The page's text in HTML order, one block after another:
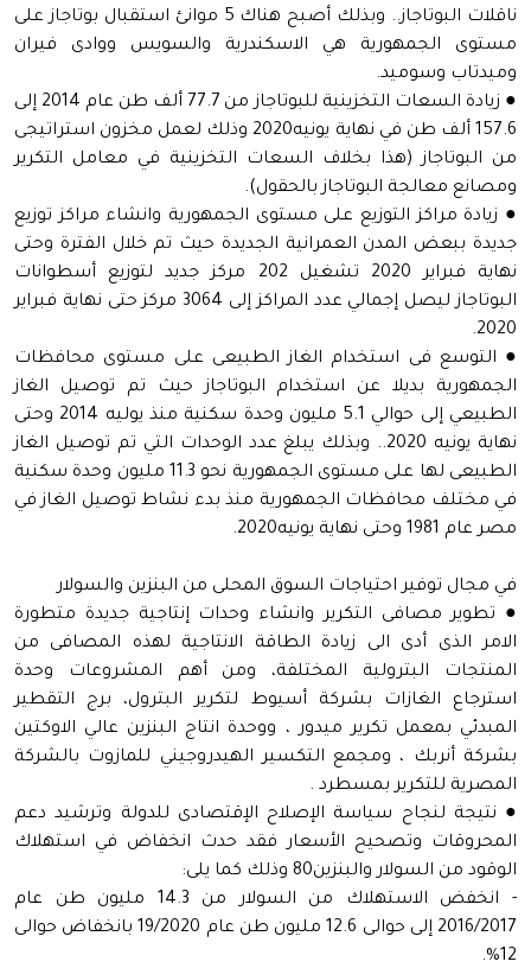
ناقلات البوتاجاز.. وبذلك أصبح هناك 5 موانئ استقبال بوتاجاز على
مستوى الجمهورية هي الاسكندرية والسويس ووادى فيران
وميدتاب وسوميد.
● زيادة السعات التخزينية للبوتاجاز من 77.7 ألف طن عام 2014 إلى
157.6 ألف طن في نهاية يونيه2020 وذلك لعمل مخزون استراتيجى
من البوتاجاز (هذا بخلاف السعات التخزينية في معامل التكرير
ومصانع معالجة البوتاجاز بالحقول).
● زيادة مراكز التوزيع على مستوى الجمهورية وانشاء مراكز توزيع
جديدة ببعض المدن العمرانية الجديدة حيث تم خلال الفترة وحتى
نهاية فبراير 2020 تشغيل 202 مركز جديد لتوزيع أسطوانات
البوتاجاز ليصل إجمالي عدد المراكز إلى 3064 مركز حتى نهاية فبراير
2020.
● التوسع فى استخدام الغاز الطبيعى على مستوى محافظات
الجمهورية بديلا عن استخدام البوتاجاز حيث تم توصيل الغاز
الطبيعي إلى حوالي 5.1 مليون وحدة سكنية منذ يوليه 2014 وحتى
نهاية يونيه 2020.. وبذلك يبلغ عدد الوحدات التي تم توصيل الغاز
الطبيعى لها على مستوى الجمهورية نحو 11.3 مليون وحدة سكنية
في مختلف محافظات الجمهورية منذ بدء نشاط توصيل الغاز في
مصر عام 1981 وحتى نهاية يونيه2020.
في مجال توفير احتياجات السوق المحلى من البنزين والسولار
● تطوير مصافى التكرير وانشاء وحدات إنتاجية جديدة متطورة
الامر الذى أدى الى زيادة الطاقة الانتاجية لهذه المصافى من
المنتجات البترولية المختلفة، ومن أهم المشروعات وحدة
استرجاع الغازات بشركة أسيوط لتكرير البترول، برج التقطير
المبدئي بمعمل تكرير ميدور ، ووحدة انتاج البنزين عالي الاوكتين
بشركة أنربك ، ومجمع التكسير الهيدروجيني للمازوت بالشركة
المصرية للتكرير بمسطرد .
● نتيجة لنجاح سياسة الإصلاح الإقتصادى للدولة وترشيد دعم
المحروقات وتصحيح الأسعار فقد حدث انخفاض في استهلاك
الوقود من السولار والبنزين80 وذلك كما يلى:
- انخفض الاستهلاك من السولار من 14.3 مليون طن عام
2016/2017 إلى حوالى 12.6 مليون طن عام 19/2020 بانخفاض حوالى
12%.